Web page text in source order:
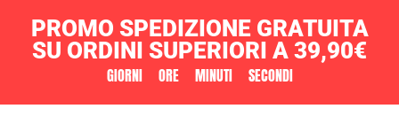
PROMO SPEDIZIONE GRATUITA
SU ORDINI SUPERIORI A 39,90€
GIORNI ORE MINUTI SECONDI